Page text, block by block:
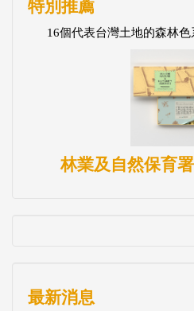
特別推薦
16個代表台灣土地的森林
林業及自然保育
最新消息